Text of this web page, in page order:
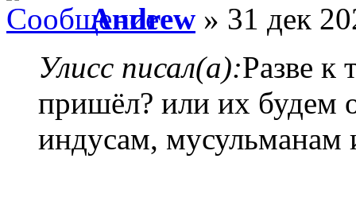
Andrew » 31 дек
Улисс писал(а):Разве к
пришёл? или их будем
индусам, мусульманам